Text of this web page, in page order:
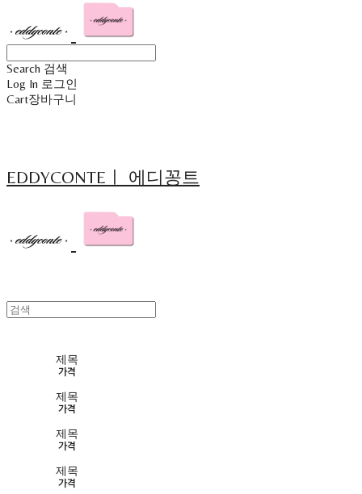
Search 검색
Log In 로그인
Cart장바구니
EDDYCONTEㅣ 에디꽁트
제목
가격
제목
가격
제목
가격
제목
가격